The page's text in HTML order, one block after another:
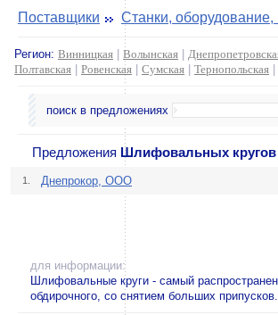
Поставщики Станки,
Регион: Винницкая Волынская
Полтавская
Ровенская Сумская Тернопольская
поиск в предложениях
Предложения Шлифовальных кругов
1. Днепрокор, ООО
для информации:
Шлифовальные круги - самый
обдирочного, со снятием больших припусков.